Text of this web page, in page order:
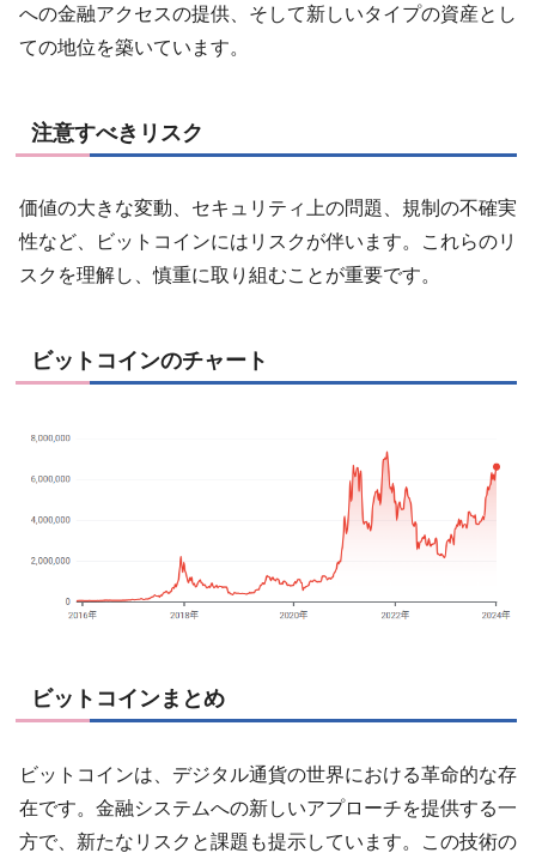
への金融アクセスの提供、そして新しいタイプの資産とし
ての地位を築いています。
注意すべきリスク
価値の大きな変動、セキュリティ上の問題、規制の不確実
性など、ビットコインにはリスクが伴います。これらのリ
スクを理解し、慎重に取り組むことが重要です。
ビットコインのチャート
ビットコインまとめ
ビットコインは、デジタル通貨の世界における革命的な存
在です。金融システムへの新しいアプローチを提供する一
方で、新たなリスクと課題も提示しています。この技術の